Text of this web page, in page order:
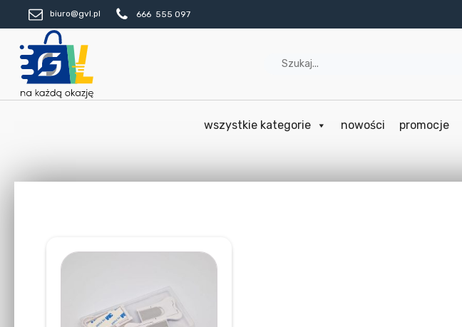
biuro@gvl.pl 666 555 097
wszystkie kategorie nowości promocje